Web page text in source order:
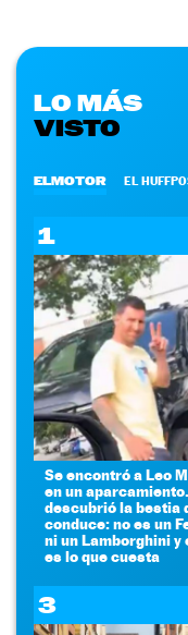
LO MÁS
VISTO
ELMOTOR EL
1
Se encontró a Leo
en un
descubrió la bestia
conduce: no es un
ni un Lamborghini y
es lo que cuesta
3